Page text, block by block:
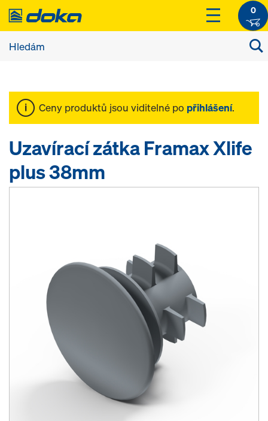
0
Ceny produktů jsou viditelné po přihlášení.
Uzavírací zátka Framax Xlife
plus 38mm